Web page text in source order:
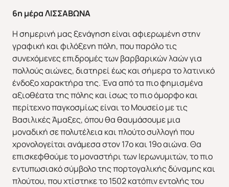
6η μέρα ΛΙΣΣΑΒΩΝΑ
Η σημερινή μας ξενάγηση είναι αφιερωμένη στην
γραφική και φιλόξενη πόλη, που παρόλο τις
συνεχόμενες επιδρομές των βαρβαρικών λαών για
πολλούς αιώνες, διατηρεί έως και σήμερα το λατινικό
ένδοξο χαρακτήρα της. Ένα από τα πιο φημισμένα
αξιοθέατα της πόλης και ίσως το πιο όμορφο και
περίτεχνο παγκοσμίως είναι το Μουσείο με τις
Βασιλικές Άμαξες, όπου θα θαυμάσουμε μια
μοναδική σε πολυτέλεια και πλούτο συλλογή που
χρονολογείται ανάμεσα στον 17ο και 19ο αιώνα. Θα
επισκεφθούμε το μοναστήρι των Ιερωνυμιτών, το πιο
εντυπωσιακό σύμβολο της πορτογαλικής δύναμης και
πλούτου, που χτίστηκε το 1502 κατόπιν εντολής του